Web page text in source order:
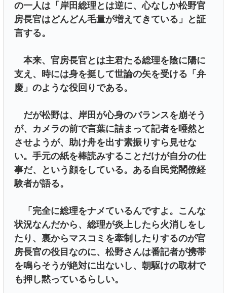
の一人は「岸田総理とは逆に、心なしか松野官
房長官はどんどん毛量が増えてきている」と証
言する。
本来、官房長官とは主君たる総理を陰に陽に
支え、時には身を挺して世論の矢を受ける「弁
慶」のような役回りである。
だが松野は、岸田が心身のバランスを崩そう
が、カメラの前で言葉に詰まって記者を唖然と
させようが、助け舟を出す素振りすら見せな
い。手元の紙を棒読みすることだけが自分の仕
事だ、という顔をしている。ある自民党閣僚経
験者が語る。
「完全に総理をナメているんですよ。こんな
状況なんだから、総理が炎上したら火消しをし
たり、裏からマスコミを牽制したりするのが官
房長官の役目なのに、松野さんは番記者が携帯
を鳴らそうが絶対に出ないし、朝駆けの取材で
も押し黙っているらしい。